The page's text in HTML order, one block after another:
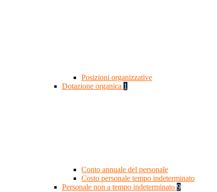
Posizioni organizzative
Dotazione organica 1
Conto annuale del personale
Costo personale tempo indeterminato
Personale non a tempo indeterminato 9